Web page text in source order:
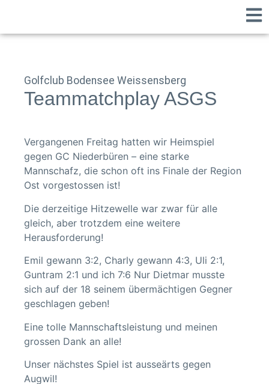
Golfclub Bodensee Weissensberg
Teammatchplay ASGS
Vergangenen Freitag hatten wir Heimspiel
gegen GC Niederbüren – eine starke
Mannschafz, die schon oft ins Finale der Region
Ost vorgestossen ist!
Die derzeitige Hitzewelle war zwar für alle
gleich, aber trotzdem eine weitere
Herausforderung!
Emil gewann 3:2, Charly gewann 4:3, Uli 2:1,
Guntram 2:1 und ich 7:6 Nur Dietmar musste
sich auf der 18 seinem übermächtigen Gegner
geschlagen geben!
Eine tolle Mannschaftsleistung und meinen
grossen Dank an alle!
Unser nächstes Spiel ist ausseärts gegen
Augwil!